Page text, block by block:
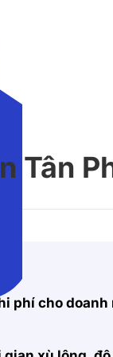
Tân
phí cho doanh